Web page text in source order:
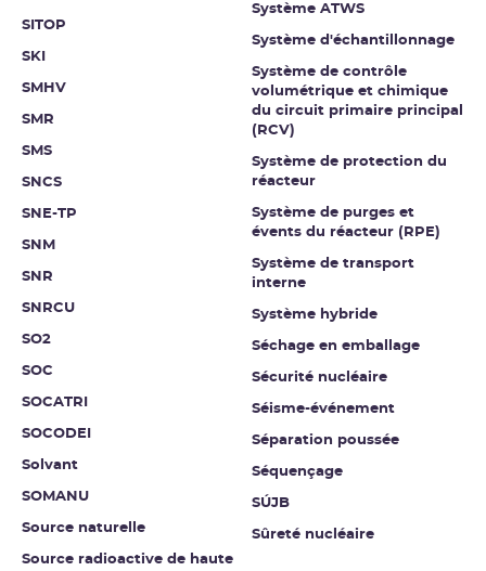
SITOP
SKI
SMHV
SMR
SMS
SNCS
SNE-TP
SNM
SNR
SNRCU
SO2
SOC
SOCATRI
SOCODEI
Solvant
SOMANU
Source naturelle
Source radioactive de haute
Système ATWS
Système d'échantillonnage
Système de contrôle
volumétrique et chimique
du circuit primaire principal
(RCV)
Système de protection du
réacteur
Système de purges et
évents du réacteur (RPE)
Système de transport
interne
Système hybride
Séchage en emballage
Sécurité nucléaire
Séisme-événement
Séparation poussée
Séquençage
SÚJB
Sûreté nucléaire